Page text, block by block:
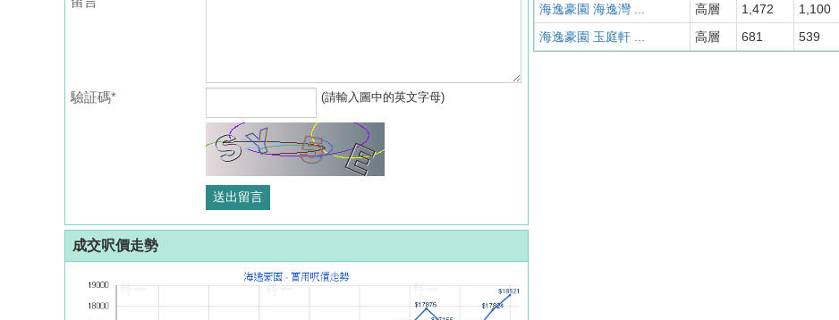
驗証碼* (請輸入圖中的英文字母)
成交呎價走勢
海逸豪園 海逸灣 ...
高層 1,472 1,100
海逸豪園 玉庭軒 ...
高層 681 539